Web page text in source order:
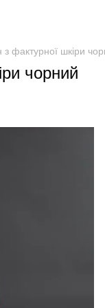
фактурної шкіри
чорний